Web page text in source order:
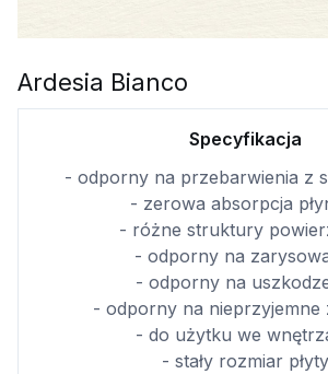
Ardesia Bianco
Specyfikacja
- odporny na przebarwienia z
- zerowa absorpcja
- różne struktury
- odporny na
- odporny na
- odporny na nieprzyjemne
- do użytku we
- stały rozmiar płyty